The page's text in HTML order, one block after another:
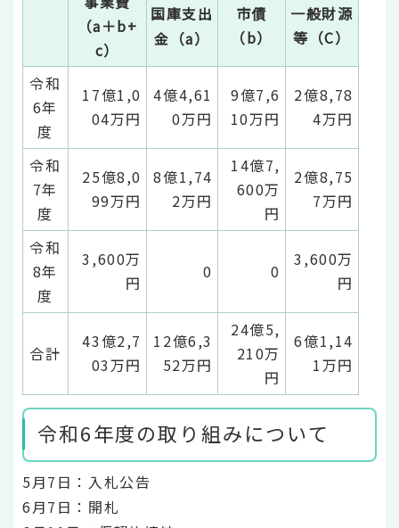
（a＋b+
c）
国庫支出
金（a）
市債
（b）
一般財源
等（C）
令和
6年
度
17億1,0
04万円
4億4,61
0万円
9億7,6
10万円
2億8,78
4万円
令和
7年
度
25億8,0
99万円
8億1,74
2万円
14億7,
600万
円
2億8,75
7万円
令和
8年
度
3,600万
円
0 0
3,600万
円
合計
43億2,7
03万円
12億6,3
52万円
24億5,
210万
円
6億1,14
1万円
令和6年度の取り組みについて
5月7日：入札公告
6月7日：開札